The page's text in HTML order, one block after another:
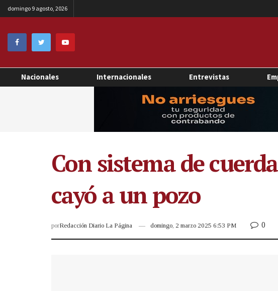
domingo 9 agosto, 2026
Nacionales Internacionales Entrevistas
Con sistema de
cayó a un pozo
porRedacción Diario La Página domingo, 2 marzo 2025 6:53 PM 0